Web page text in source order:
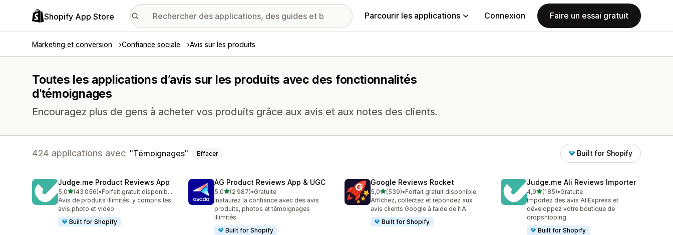
Shopify App Store Parcourir les applications Connexion Faire un essai gratuit
Marketing et conversion Confiance sociale Avis sur les produits
Toutes les applications d’avis sur les produits avec des fonctionnalités
d'témoignages
Encouragez plus de gens à acheter vos produits grâce aux avis et aux notes des clients.
424 applications avec Témoignages Effacer Built for Shopify
Judge.me Product Reviews App
5,0étoile(s) sur 5
(43 056)
43056 avis au total
•
Forfait gratuit disponible
Avis de produits illimités, y compris les
avis photo et vidéo
Built for Shopify
AG Product Reviews App & UGC
5,0étoile(s) sur 5
(2 987)
2987 avis au total
•Gratuite
Instaurez la confiance avec des avis
produits, photos et témoignages
illimités.
Built for Shopify
Google Reviews Rocket
5,0étoile(s) sur 5
(539)
539 avis au total
•Forfait gratuit disponible
Affichez, collectez et répondez aux
avis clients Google à l’aide de l’IA.
Built for Shopify
Judge.me Ali Reviews Importer
4,9étoile(s) sur 5
(185)
185 avis au total
•Gratuite
Importez des avis AliExpress et
développez votre boutique de
dropshipping
Built for Shopify